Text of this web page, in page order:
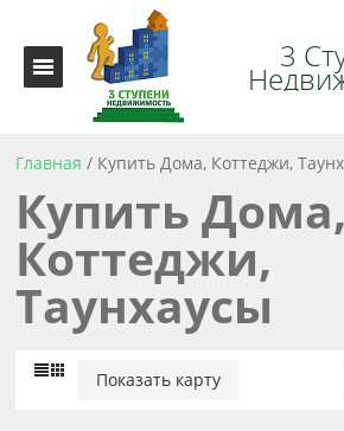
3
Главная / Купить Дома, Коттеджи,
Купить Дома,
Коттеджи,
Таунхаусы
Показать карту